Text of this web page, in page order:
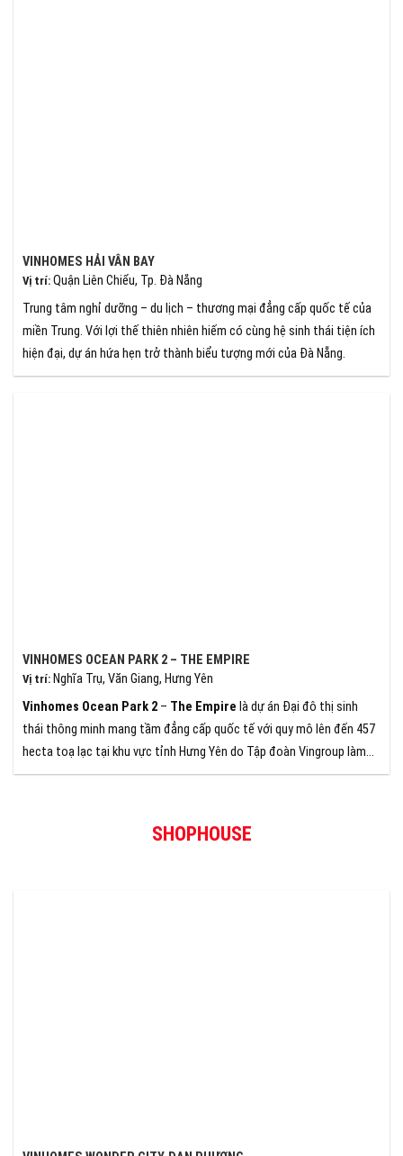
VINHOMES HẢI VÂN BAY
Vị trí:Quận Liên Chiểu, Tp. Đà Nẵng
Trung tâm nghỉ dưỡng – du lịch – thương mại đẳng cấp quốc tế của
miền Trung. Với lợi thế thiên nhiên hiếm có cùng hệ sinh thái tiện ích
hiện đại, dự án hứa hẹn trở thành biểu tượng mới của Đà Nẵng.
VINHOMES OCEAN PARK 2 – THE EMPIRE
Vị trí:Nghĩa Trụ, Văn Giang, Hưng Yên
Vinhomes Ocean Park 2– The Empire là dự án Đại đô thị sinh
thái thông minh mang tầm đẳng cấp quốc tế với quy mô lên đến 457
hecta toạ lạc tại khu vực tỉnh Hưng Yên do Tập đoàn Vingroup làm
chủ đầu tư và phát triển.
SHOPHOUSE